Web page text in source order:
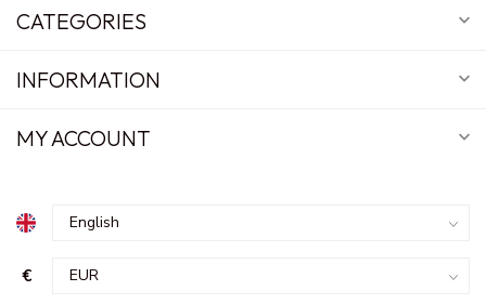
CATEGORIES
INFORMATION
MY ACCOUNT
€